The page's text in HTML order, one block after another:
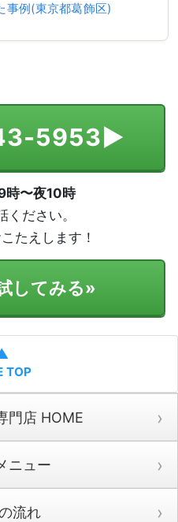
事例(東京都葛飾区)
5953▶
時〜夜10時
ください。
たえします！
してみる»
TOP
門店 HOME
ニュー
流れ